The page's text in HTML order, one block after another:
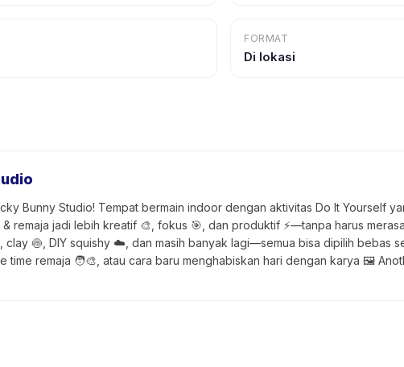
FORMAT
Di lokasi
Bunny Studio! Tempat bermain indoor dengan aktivitas Do It Yourself
remaja jadi lebih kreatif 🎨, fokus 🎯, dan produktif ⚡—tanpa harus
clay 🍥, DIY squishy ☁️, dan masih banyak lagi—semua bisa dipilih bebas
time remaja 🧑‍🎨, atau cara baru menghabiskan hari dengan karya 🖼️